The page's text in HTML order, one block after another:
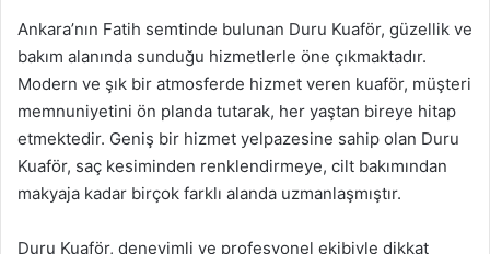
Ankara’nın Fatih semtinde bulunan Duru Kuaför, güzellik ve
bakım alanında sunduğu hizmetlerle öne çıkmaktadır.
Modern ve şık bir atmosferde hizmet veren kuaför, müşteri
memnuniyetini ön planda tutarak, her yaştan bireye hitap
etmektedir. Geniş bir hizmet yelpazesine sahip olan Duru
Kuaför, saç kesiminden renklendirmeye, cilt bakımından
makyaja kadar birçok farklı alanda uzmanlaşmıştır.
Duru Kuaför, deneyimli ve profesyonel ekibiyle dikkat